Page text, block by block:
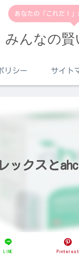
あなたの「これだ！」
みんなの賢
リシー サイト
ックスと
LINE Pinterest